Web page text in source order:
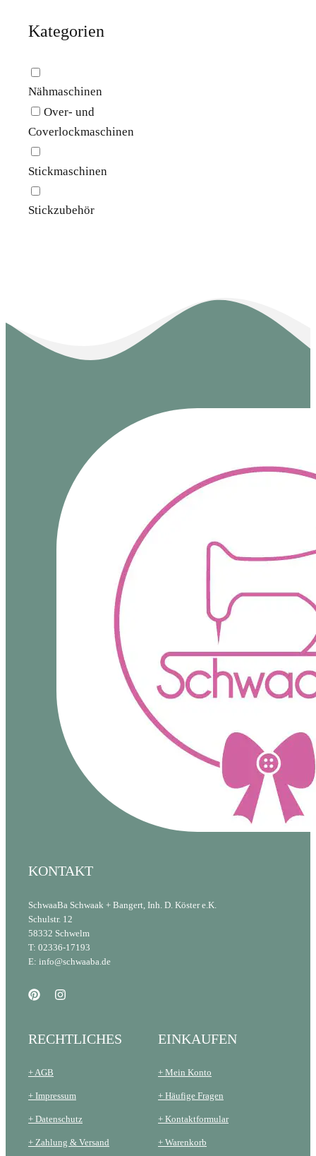
Kategorien
Nähmaschinen
Over- und
Coverlockmaschinen
Stickmaschinen
Stickzubehör
KONTAKT
SchwaaBa Schwaak + Bangert, Inh. D. Köster e.K.
Schulstr. 12
58332 Schwelm
T: 02336-17193
E: info@schwaaba.de
RECHTLICHES
+ AGB
+ Impressum
+ Datenschutz
+ Zahlung & Versand
EINKAUFEN
+ Mein Konto
+ Häufige Fragen
+ Kontaktformular
+ Warenkorb